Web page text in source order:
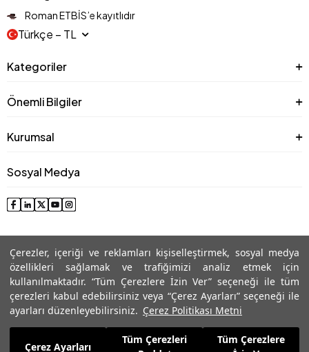
Çerezler, içeriği ve reklamları kişiselleştirmek, sosyal medya
özellikleri sağlamak ve trafiğimizi analiz etmek için
kullanılmaktadır. “Tüm Çerezlere İzin Ver” seçeneği ile tüm
çerezleri kabul edebilirsiniz veya “Çerez Ayarları” seçeneği ile
ayarları düzenleyebilirsiniz. Çerez Politikası Metni
Çerez Ayarları
Tüm Çerezleri
Tüm Çerezlere
5.069,99 TL
Roman ETBİS’e kayıtlıdır
Türkçe − TL
Kategoriler
Önemli Bilgiler
Kurumsal
Sosyal Medya
© 2025 Roman® Tüm Hakları Saklıdır, İzinsiz kullanılamaz